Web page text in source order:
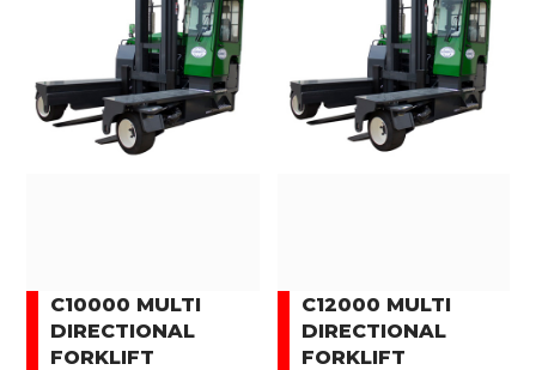
C10000 MULTI
DIRECTIONAL
FORKLIFT
C12000 MULTI
DIRECTIONAL
FORKLIFT